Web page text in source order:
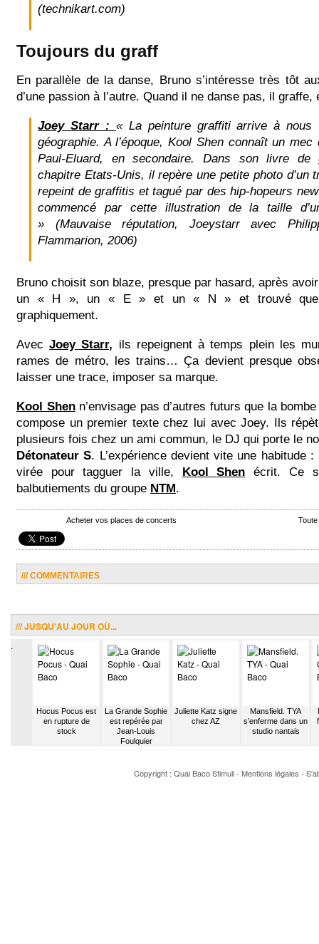
(technikart.com)
Toujours du graff
En parallèle de la danse, Bruno s’intéresse très tôt
d’une passion à l’autre. Quand il ne danse pas, il
Joey Starr : « La peinture graffiti arrive à
géographie. A l’époque, Kool Shen connaît un
Paul-Eluard, en secondaire. Dans son livre de
chapitre Etats-Unis, il repère une petite photo d’un
repeint de graffitis et tagué par des hip-hopeurs
commencé par cette illustration de la taille
» (Mauvaise réputation, Joeystarr avec
Flammarion, 2006)
Bruno choisit son blaze, presque par hasard, après
un « H », un « E » et un « N » et trouvé que
graphiquement.
AvecJoey Starr, ils repeignent à temps plein les
rames de métro, les trains… Ça devient presque
laisser une trace, imposer sa marque.
Kool Shenn’envisage pas d’autres futurs que la
compose un premier texte chez lui avec Joey. Ils
plusieurs fois chez un ami commun, le DJ qui porte le
Détonateur S. L’expérience devient vite une habitude
virée pour tagguer la ville, Kool Shen écrit. Ce
balbutiements du groupe NTM.
Acheter vos places de concerts
/// COMMENTAIRES
/// JUSQU'AU JOUR OÙ...
.
Hocus Pocus est
en rupture de
stock
La Grande Sophie
est repérée par
Jean-Louis
Foulquier
Juliette Katz signe
chez AZ
Mansfield. TYA
s’enferme dans un
studio nantais
Copyright : Quai BacoStimuli- Mentions légales -